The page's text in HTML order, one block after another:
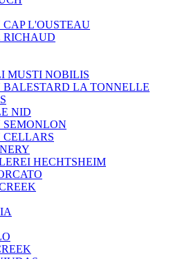
L'OUSTEAU
RICHAUD
MUSTI NOBILIS
BALESTARD LA TONNELLE
NID
CELLARS
HECHTSHEIM